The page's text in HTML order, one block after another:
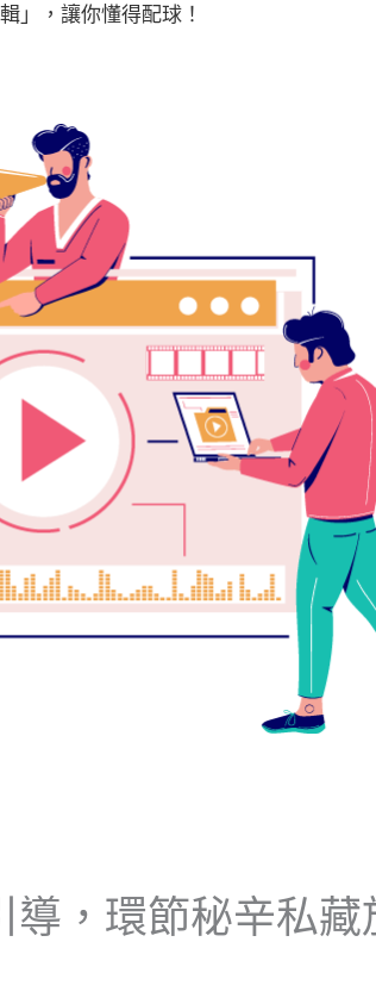
」，讓你懂得配球！
導，環節秘辛私藏